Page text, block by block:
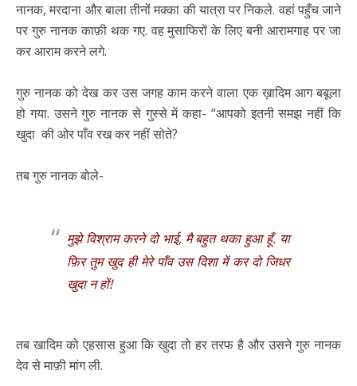
नानक, मरदाना और बाला तीनों मक्का की यात्रा पर निकले. वहां पहुँच जाने
पर गुरु नानक काफ़ी थक गए. वह मुसाफिरों के लिए बनी आरामगाह पर जा
कर आराम करने लगे.
गुरु नानक को देख कर उस जगह काम करने वाला एक ख़ादिम आग बबूला
हो गया. उसने गुरु नानक से गुस्से में कहा- “आपको इतनी समझ नहीं कि
खुदा की ओर पाँव रख कर नहीं सोते?
तब गुरु नानक बोले-
मुझे विश्राम करने दो भाई, मै बहुत थका हुआ हूँ. या
फ़िर तुम खुद ही मेरे पाँव उस दिशा में कर दो जिधर
खुदा न हों!
तब खादिम को एहसास हुआ कि खुदा तो हर तरफ है और उसने गुरु नानक
देव से माफ़ी मांग ली.